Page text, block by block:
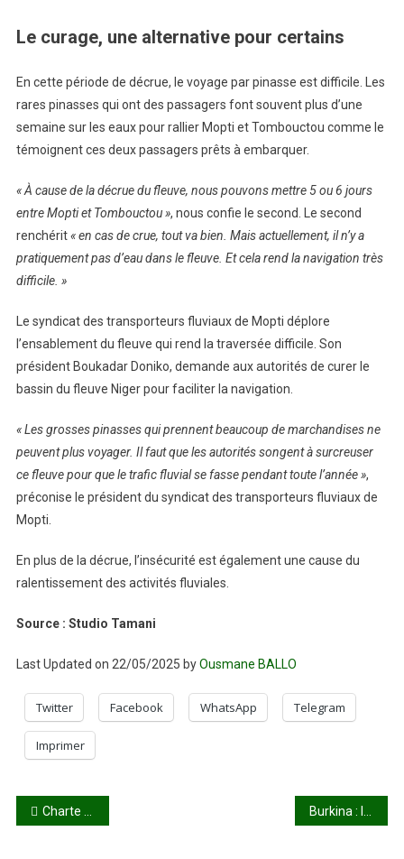
Le curage, une alternative pour certains
En cette période de décrue, le voyage par pinasse est difficile. Les
rares pinasses qui ont des passagers font souvent plus d’une
semaine sur les eaux pour rallier Mopti et Tombouctou comme le
témoignent ces deux passagers prêts à embarquer.
« À cause de la décrue du fleuve, nous pouvons mettre 5 ou 6 jours
entre Mopti et Tombouctou », nous confie le second. Le second
renchérit« en cas de crue, tout va bien. Mais actuellement, il n’y a
pratiquement pas d’eau dans le fleuve. Et cela rend la navigation très
difficile. »
Le syndicat des transporteurs fluviaux de Mopti déplore
l’ensablement du fleuve qui rend la traversée difficile. Son
président Boukadar Doniko, demande aux autorités de curer le
bassin du fleuve Niger pour faciliter la navigation.
« Les grosses pinasses qui prennent beaucoup de marchandises ne
peuvent plus voyager. Il faut que les autorités songent à surcreuser
ce fleuve pour que le trafic fluvial se fasse pendant toute l’année »,
préconise le président du syndicat des transporteurs fluviaux de
Mopti.
En plus de la décrue, l’insécurité est également une cause du
ralentissement des activités fluviales.
Source : Studio Tamani
Last Updated on 22/05/2025 byOusmane BALLO
Twitter Facebook WhatsApp Telegram
Imprimer
Navigation
Charte pour la paix et la réconciliation : des solutions endogènes de règlement de conflit